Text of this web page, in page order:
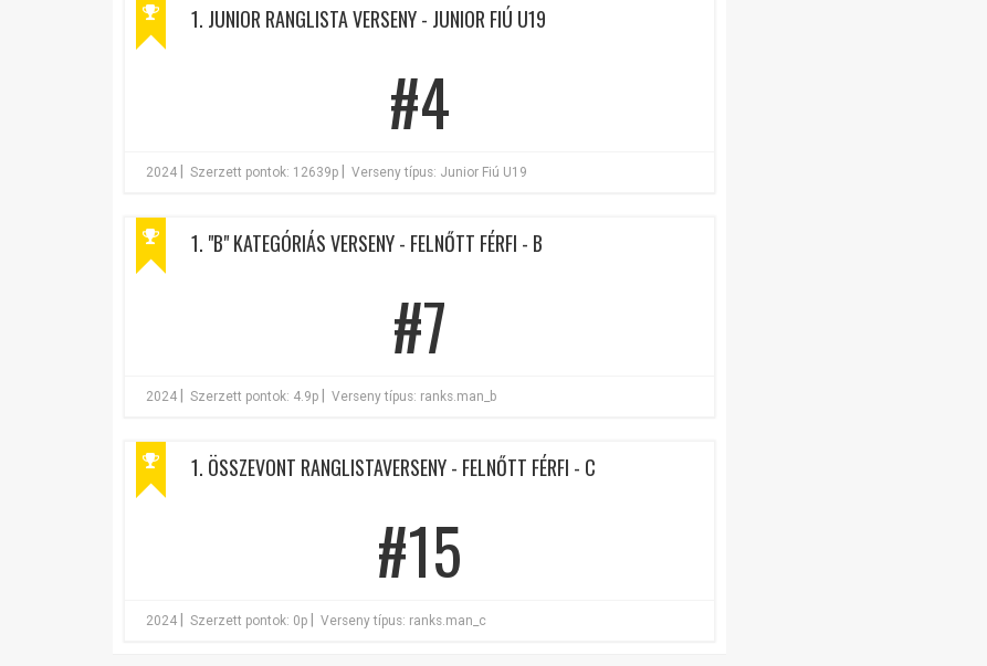
1. JUNIOR RANGLISTA VERSENY - JUNIOR FIÚ U19
#4
2024 Szerzett pontok: 12639p Verseny típus: Junior Fiú U19
1. "B" KATEGÓRIÁS VERSENY - FELNŐTT FÉRFI - B
#7
2024 Szerzett pontok: 4.9p Verseny típus: ranks.man_b
1. ÖSSZEVONT RANGLISTAVERSENY - FELNŐTT FÉRFI - C
#15
2024 Szerzett pontok: 0p Verseny típus: ranks.man_c